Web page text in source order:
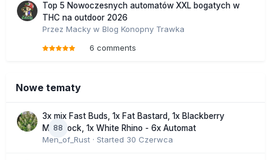
Top 5 Nowoczesnych automatów XXL bogatych w
THC na outdoor 2026
Przez Macky w Blog Konopny Trawka
6 comments
Nowe tematy
88
3x mix Fast Buds, 1x Fat Bastard, 1x Blackberry
Moonrock, 1x White Rhino - 6x Automat
Men_of_Rust · Started 30 Czerwca